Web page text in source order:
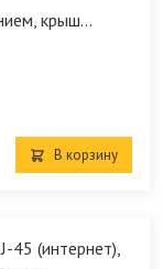
крыш...
В корзину